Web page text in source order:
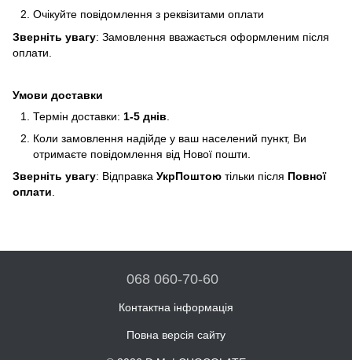
Очікуйте повідомлення з реквізитами оплати
Зверніть увагу: Замовлення вважається оформленим після
оплати.
Умови доставки
Термін доставки: 1-5 днів
Коли замовлення надійде у ваш населений пункт, Ви
отримаєте повідомлення від Нової пошти.
Зверніть увагу: Відправка УкрПоштою тільки після Повної
оплати.
068 060-70-60
Контактна інформація
Повна версія сайту